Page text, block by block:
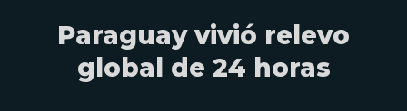
Paraguay vivió relevo
global de 24 horas